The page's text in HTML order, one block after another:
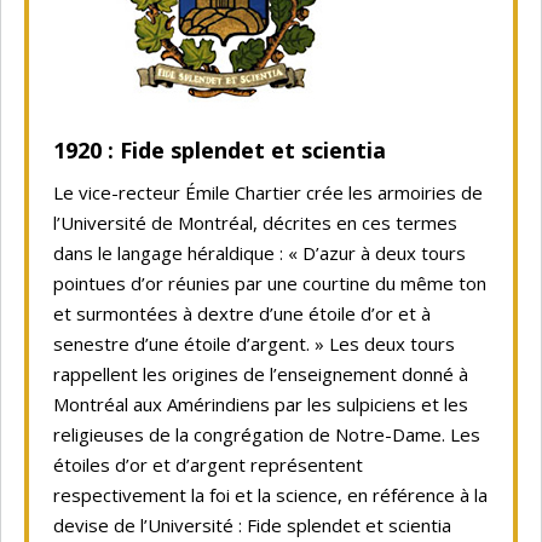
1920 : Fide splendet et scientia
Le vice-recteur Émile Chartier crée les armoiries de
l’Université de Montréal, décrites en ces termes
dans le langage héraldique : « D’azur à deux tours
pointues d’or réunies par une courtine du même ton
et surmontées à dextre d’une étoile d’or et à
senestre d’une étoile d’argent. » Les deux tours
rappellent les origines de l’enseignement donné à
Montréal aux Amérindiens par les sulpiciens et les
religieuses de la congrégation de Notre-Dame. Les
étoiles d’or et d’argent représentent
respectivement la foi et la science, en référence à la
devise de l’Université : Fide splendet et scientia